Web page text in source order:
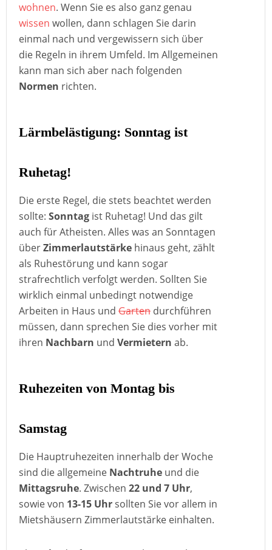
wohnen. Wenn Sie es also ganz genau
wissen wollen, dann schlagen Sie darin
einmal nach und vergewissern sich über
die Regeln in ihrem Umfeld. Im Allgemeinen
kann man sich aber nach folgenden
Normen richten.
Lärmbelästigung: Sonntag ist
Ruhetag!
Die erste Regel, die stets beachtet werden
sollte: Sonntag ist Ruhetag! Und das gilt
auch für Atheisten. Alles was an Sonntagen
überZimmerlautstärke hinaus geht, zählt
als Ruhestörung und kann sogar
strafrechtlich verfolgt werden. Sollten Sie
wirklich einmal unbedingt notwendige
Arbeiten in Haus und Garten durchführen
müssen, dann sprechen Sie dies vorher mit
ihren Nachbarn und Vermietern ab.
Ruhezeiten von Montag bis
Samstag
Die Hauptruhezeiten innerhalb der Woche
sind die allgemeine Nachtruhe und die
Mittagsruhe. Zwischen 22 und 7 Uhr,
sowie von 13-15 Uhrsollten Sie vor allem in
Mietshäusern Zimmerlautstärke einhalten.